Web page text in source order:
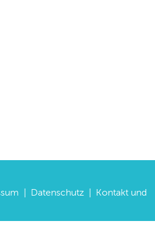
Datenschutz
Kontakt und